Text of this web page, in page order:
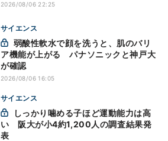
2026/08/06 22:25
サイエンス
ア機能が上がる パナソニックと神戸大
が確認
2026/08/06 16:05
サイエンス
い 阪大が小4約1,200人の調査結果発
表